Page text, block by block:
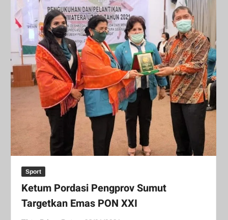
Sport
Ketum Pordasi Pengprov Sumut
Targetkan Emas PON XXI